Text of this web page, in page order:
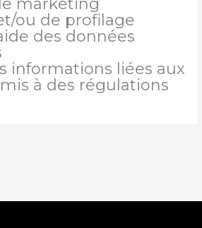
marketing
ou de profilage
des données
informations liées aux
à des régulations